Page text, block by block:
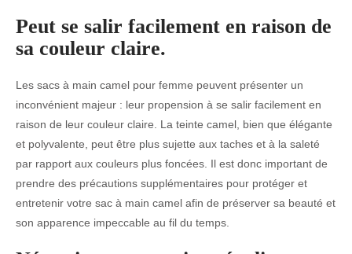
Peut se salir facilement en raison de
sa couleur claire.
Les sacs à main camel pour femme peuvent présenter un
inconvénient majeur : leur propension à se salir facilement en
raison de leur couleur claire. La teinte camel, bien que élégante
et polyvalente, peut être plus sujette aux taches et à la saleté
par rapport aux couleurs plus foncées. Il est donc important de
prendre des précautions supplémentaires pour protéger et
entretenir votre sac à main camel afin de préserver sa beauté et
son apparence impeccable au fil du temps.